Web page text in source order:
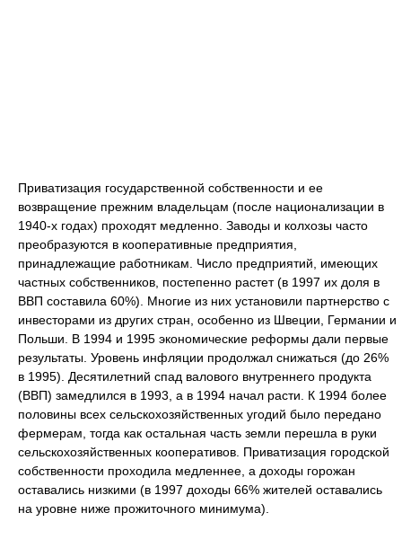
Приватизация государственной собственности и ее
возвращение прежним владельцам (после национализации в
1940-х годах) проходят медленно. Заводы и колхозы часто
преобразуются в кооперативные предприятия,
принадлежащие работникам. Число предприятий, имеющих
частных собственников, постепенно растет (в 1997 их доля в
ВВП составила 60%). Многие из них установили партнерство с
инвесторами из других стран, особенно из Швеции, Германии и
Польши. В 1994 и 1995 экономические реформы дали первые
результаты. Уровень инфляции продолжал снижаться (до 26%
в 1995). Десятилетний спад валового внутреннего продукта
(ВВП) замедлился в 1993, а в 1994 начал расти. К 1994 более
половины всех сельскохозяйственных угодий было передано
фермерам, тогда как остальная часть земли перешла в руки
сельскохозяйственных кооперативов. Приватизация городской
собственности проходила медленнее, а доходы горожан
оставались низкими (в 1997 доходы 66% жителей оставались
на уровне ниже прожиточного минимума).